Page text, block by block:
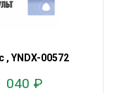
, YNDX-00572
040 ₽